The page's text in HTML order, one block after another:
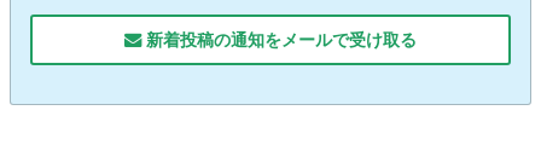
新着投稿の通知をメールで受け取る